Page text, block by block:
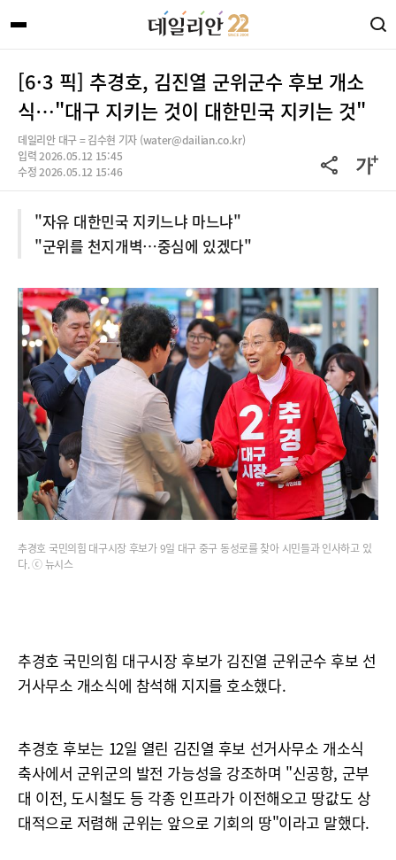
[6·3 픽] 추경호, 김진열 군위군수 후보 개소
식…"대구 지키는 것이 대한민국 지키는 것"
데일리안 대구 = 김수현 기자 (water@dailian.co.kr)
입력 2026.05.12 15:45
수정 2026.05.12 15:46
"자유 대한민국 지키느냐 마느냐"
"군위를 천지개벽…중심에 있겠다"
추경호 국민의힘 대구시장 후보가 9일 대구 중구 동성로를 찾아 시민들과 인사하고 있
다. ⓒ 뉴시스
추경호 국민의힘 대구시장 후보가 김진열 군위군수 후보 선
거사무소 개소식에 참석해 지지를 호소했다.
추경호 후보는 12일 열린 김진열 후보 선거사무소 개소식
축사에서 군위군의 발전 가능성을 강조하며 "신공항, 군부
대 이전, 도시철도 등 각종 인프라가 이전해오고 땅값도 상
대적으로 저렴해 군위는 앞으로 기회의 땅"이라고 말했다.